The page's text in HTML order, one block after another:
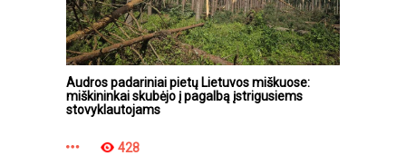
Audros padariniai pietų Lietuvos miškuose:
miškininkai skubėjo į pagalbą įstrigusiems
stovyklautojams
428